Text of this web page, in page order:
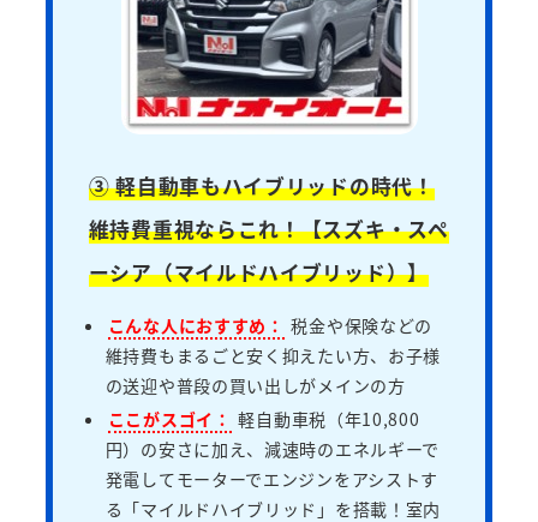
③ 軽自動車もハイブリッドの時代！
維持費重視ならこれ！【スズキ・スペ
ーシア（マイルドハイブリッド）】
こんな人におすすめ： 税金や保険などの
維持費もまるごと安く抑えたい方、お子様
の送迎や普段の買い出しがメインの方
ここがスゴイ： 軽自動車税（年10,800
円）の安さに加え、減速時のエネルギーで
発電してモーターでエンジンをアシストす
る「マイルドハイブリッド」を搭載！室内